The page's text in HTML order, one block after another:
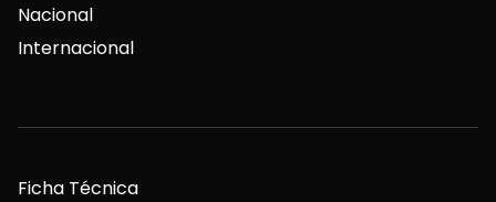
Nacional
Internacional
Ficha Técnica